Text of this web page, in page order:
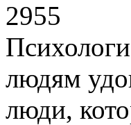
2955
людям
люди,